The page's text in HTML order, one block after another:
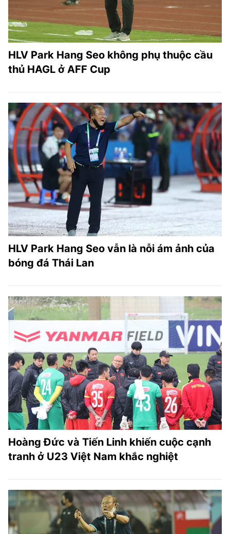
HLV Park Hang Seo không phụ thuộc cầu
thủ HAGL ở AFF Cup
HLV Park Hang Seo vẫn là nỗi ám ảnh của
bóng đá Thái Lan
Hoàng Đức và Tiến Linh khiến cuộc cạnh
tranh ở U23 Việt Nam khắc nghiệt